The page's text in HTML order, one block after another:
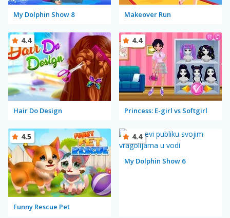
My Dolphin Show 8 Makeover Run
Hair Do Design
4.4
Princess: E-girl vs Softgirl
4.4
Funny Rescue Pet
4.5
My Dolphin Show 6
4.4